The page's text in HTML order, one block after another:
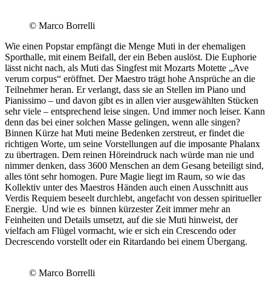
© Marco Borrelli
Wie einen Popstar empfängt die Menge Muti in der ehemaligen
Sporthalle, mit einem Beifall, der ein Beben auslöst. Die Euphorie
lässt nicht nach, als Muti das Singfest mit Mozarts Motette „Ave
verum corpus“ eröffnet. Der Maestro trägt hohe Ansprüche an die
Teilnehmer heran. Er verlangt, dass sie an Stellen im Piano und
Pianissimo – und davon gibt es in allen vier ausgewählten Stücken
sehr viele – entsprechend leise singen. Und immer noch leiser. Kann
denn das bei einer solchen Masse gelingen, wenn alle singen?
Binnen Kürze hat Muti meine Bedenken zerstreut, er findet die
richtigen Worte, um seine Vorstellungen auf die imposante Phalanx
zu übertragen. Dem reinen Höreindruck nach würde man nie und
nimmer denken, dass 3600 Menschen an dem Gesang beteiligt sind,
alles tönt sehr homogen. Pure Magie liegt im Raum, so wie das
Kollektiv unter des Maestros Händen auch einen Ausschnitt aus
Verdis Requiem beseelt durchlebt, angefacht von dessen spiritueller
Energie. Und wie es binnen kürzester Zeit immer mehr an
Feinheiten und Details umsetzt, auf die sie Muti hinweist, der
vielfach am Flügel vormacht, wie er sich ein Crescendo oder
Decrescendo vorstellt oder ein Ritardando bei einem Übergang.
© Marco Borrelli